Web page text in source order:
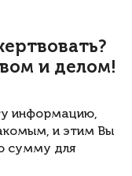
и делом!
информацию,
и этим Вы
сумму для